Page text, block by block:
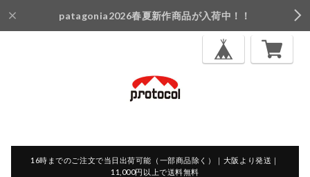
patagonia2026春夏新作商品が入荷中！！
16時までのご注文で当日出荷可能（一部商品除く）｜大阪より発送｜
11,000円以上で送料無料